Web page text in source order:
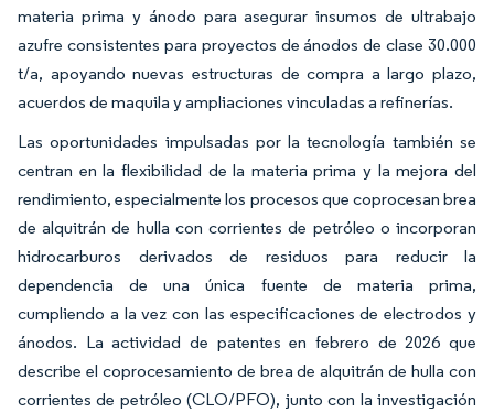
materia prima y ánodo para asegurar insumos de ultrabajo
azufre consistentes para proyectos de ánodos de clase 30.000
t/a, apoyando nuevas estructuras de compra a largo plazo,
acuerdos de maquila y ampliaciones vinculadas a refinerías.
Las oportunidades impulsadas por la tecnología también se
centran en la flexibilidad de la materia prima y la mejora del
rendimiento, especialmente los procesos que coprocesan brea
de alquitrán de hulla con corrientes de petróleo o incorporan
hidrocarburos derivados de residuos para reducir la
dependencia de una única fuente de materia prima,
cumpliendo a la vez con las especificaciones de electrodos y
ánodos. La actividad de patentes en febrero de 2026 que
describe el coprocesamiento de brea de alquitrán de hulla con
corrientes de petróleo (CLO/PFO), junto con la investigación